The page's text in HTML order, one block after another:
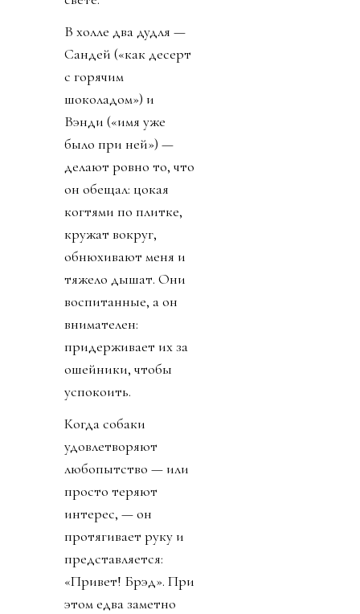
В холле два дудля —
Сандей («как десерт
с горячим
шоколадом») и
Вэнди («имя уже
было при ней») —
делают ровно то, что
он обещал: цокая
когтями по плитке,
кружат вокруг,
обнюхивают меня и
тяжело дышат. Они
воспитанные, а он
внимателен:
придерживает их за
ошейники, чтобы
успокоить.
Когда собаки
удовлетворяют
любопытство — или
просто теряют
интерес, — он
протягивает руку и
представляется:
«Привет! Брэд». При
этом едва заметно